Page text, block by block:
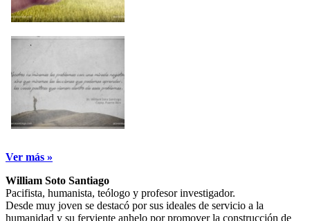
Ver más »
William Soto Santiago
Pacifista, humanista, teólogo y profesor investigador.
Desde muy joven se destacó por sus ideales de servicio a la
humanidad y su ferviente anhelo por promover la construcción de